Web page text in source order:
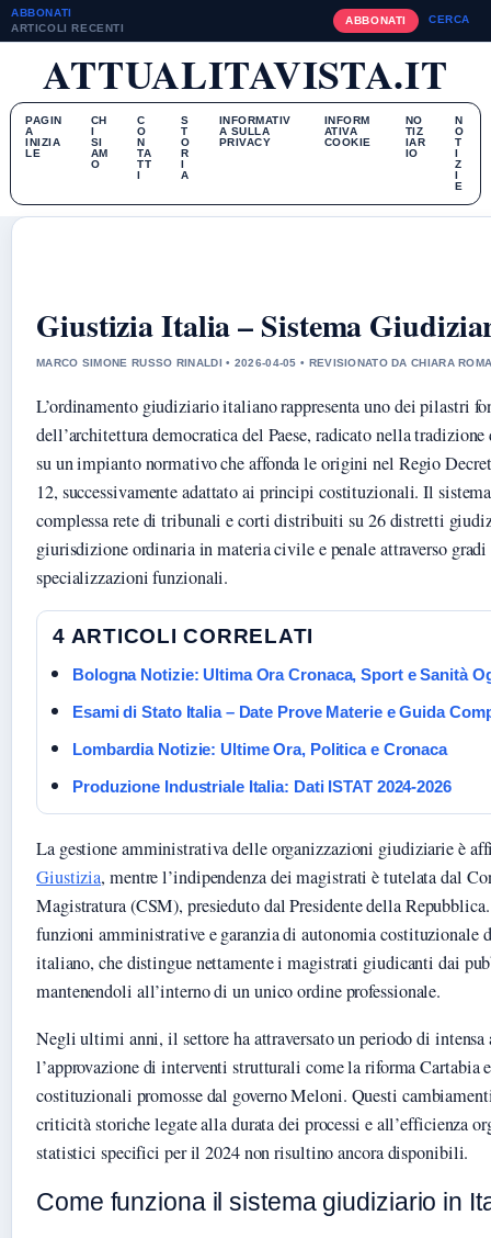
ABBONATI
ARTICOLI RECENTI
ABBONATI CERCA
ATTUALITAVISTA.IT
PAGIN
A
INIZIA
LE
CH
I
SI
AM
O
C
O
N
TA
TT
I
S
T
O
R
I
A
INFORMATIV
A SULLA
PRIVACY
INFORM
ATIVA
COOKIE
NO
TIZ
IAR
IO
N
O
T
I
Z
I
E
Giustizia Italia – Sistema
MARCO SIMONE RUSSO RINALDI • 2026-04-05 • REVISIONATO DA CHIARA
L’ordinamento giudiziario italiano rappresenta uno dei pilastri
dell’architettura democratica del Paese, radicato nella
su un impianto normativo che affonda le origini nel Regio
12, successivamente adattato ai principi costituzionali. Il
complessa rete di tribunali e corti distribuiti su 26 distretti
giurisdizione ordinaria in materia civile e penale attraverso
specializzazioni funzionali.
4 ARTICOLI CORRELATI
Bologna Notizie: Ultima Ora Cronaca, Sport e Sanità
Esami di Stato Italia – Date Prove Materie e Guida
Lombardia Notizie: Ultime Ora, Politica e Cronaca
Produzione Industriale Italia: Dati ISTAT 2024-2026
La gestione amministrativa delle organizzazioni giudiziarie è
Giustizia, mentre l’indipendenza dei magistrati è tutelata dal
Magistratura (CSM), presieduto dal Presidente della
funzioni amministrative e garanzia di autonomia costituzionale
italiano, che distingue nettamente i magistrati giudicanti dai
mantenendoli all’interno di un unico ordine professionale.
Negli ultimi anni, il settore ha attraversato un periodo di
l’approvazione di interventi strutturali come la riforma Cartabia
costituzionali promosse dal governo Meloni. Questi
criticità storiche legate alla durata dei processi e all’efficienza
statistici specifici per il 2024 non risultino ancora disponibili.
Come funziona il sistema giudiziario in